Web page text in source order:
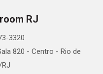
RJ
3320
820 - Centro - Rio de